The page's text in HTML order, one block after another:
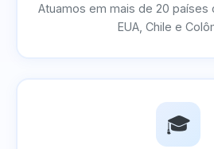
Atuamos em mais de 20 países
EUA, Chile e
🎓